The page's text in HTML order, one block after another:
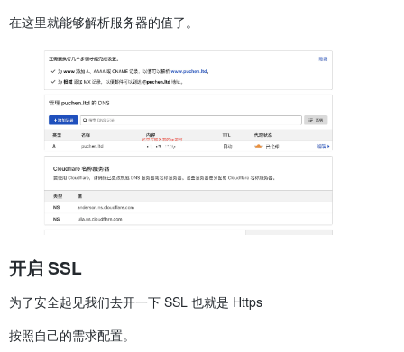
在这里就能够解析服务器的值了。
开启 SSL
为了安全起见我们去开一下 SSL 也就是 Https
按照自己的需求配置。